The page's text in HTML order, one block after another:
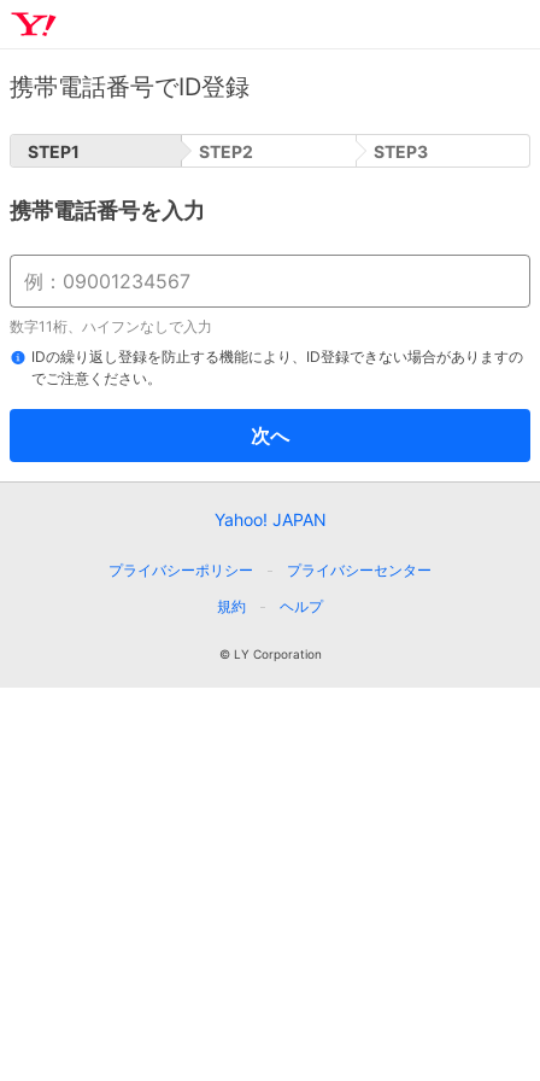
携帯電話番号でID登録
STEP1 STEP2 STEP3
携帯電話番号を入力
数字11桁、ハイフンなしで入力
IDの繰り返し登録を防止する機能により、ID登録できない場合がありますの
でご注意ください。
次へ
Yahoo! JAPAN
プライバシーポリシー
プライバシーセンター
規約
ヘルプ
© LY Corporation